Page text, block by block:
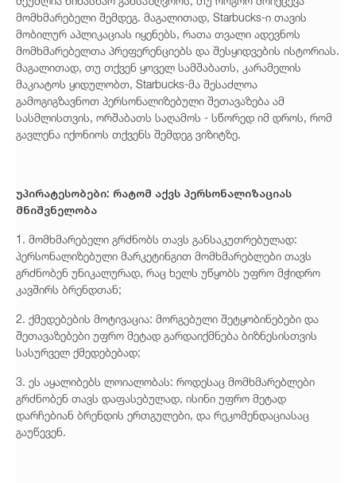
მომხმარებელი შემდეგ. მაგალითად, Starbucks-ი თავის
მობილურ აპლიკაციას იყენებს, რათა თვალი ადევნოს
მომხმარებელთა პრეფერენციებს და შესყიდვების ისტორიას.
მაგალითად, თუ თქვენ ყოველ სამშაბათს, კარამელის
მაკიატოს ყიდულობთ, Starbucks-მა შესაძლოა
გამოგიგზავნოთ პერსონალიზებული შეთავაზება ამ
სასმლისთვის, ორშაბათს საღამოს - სწორედ იმ დროს, რომ
გავლენა იქონიოს თქვენს შემდეგ ვიზიტზე.
უპირატესობები: რატომ აქვს პერსონალიზაციას
მნიშვნელობა
1. მომხმარებელი გრძნობს თავს განსაკუთრებულად:
პერსონალიზებული მარკეტინგით მომხმარებლები თავს
გრძნობენ უნიკალურად, რაც ხელს უწყობს უფრო მჭიდრო
კავშირს ბრენდთან;
2. ქმედებების მოტივაცია: მორგებული შეტყობინებები და
შეთავაზებები უფრო მეტად გარდაიქმნება ბიზნესისთვის
სასურველ ქმედებებად;
3. ეს აყალიბებს ლოიალობას: როდესაც მომხმარებლები
გრძნობენ თავს დაფასებულად, ისინი უფრო მეტად
დარჩებიან ბრენდის ერთგულები, და რეკომენდაციასაც
გაუწევენ.